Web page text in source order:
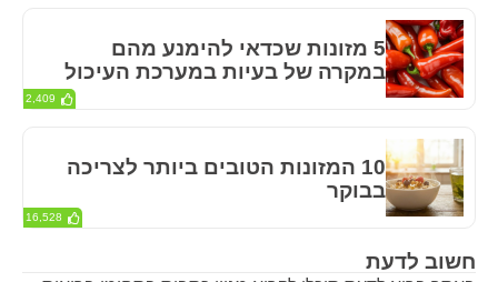
חשוב לדעת
5 מזונות שכדאי להימנע מהם
במקרה של בעיות במערכת העיכול
2,409
10 המזונות הטובים ביותר לצריכה
בבוקר
16,528